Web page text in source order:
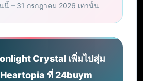
นี้ – 31 กรกฎาคม 2026 เท่านั้น
Crystal เพิ่มไปสุ่ม
ที่ 24buym